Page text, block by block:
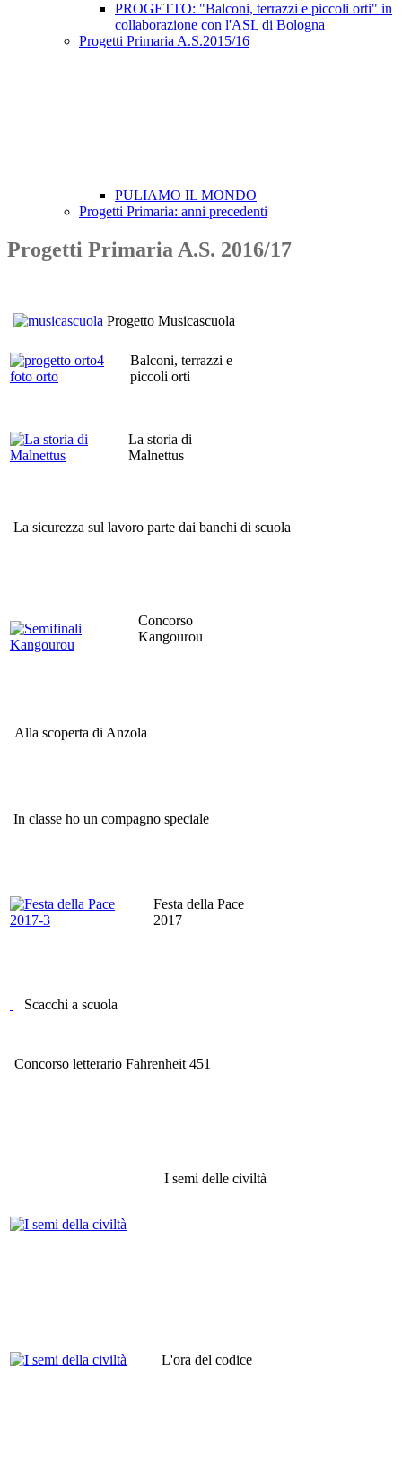
PROGETTO: "Balconi, terrazzi e piccoli orti" in
collaborazione con l'ASL di Bologna
Progetti Primaria A.S.2015/16
PULIAMO IL MONDO
Progetti Primaria: anni precedenti
Progetti Primaria A.S. 2016/17
Progetto Musicascuola
Balconi, terrazzi e
piccoli orti
La storia di
Malnettus
La sicurezza sul lavoro parte dai banchi di scuola
Concorso
Kangourou
Alla scoperta di Anzola
In classe ho un compagno speciale
Festa della Pace
2017
Scacchi a scuola
Concorso letterario Fahrenheit 451
I semi delle civiltà
L'ora del codice